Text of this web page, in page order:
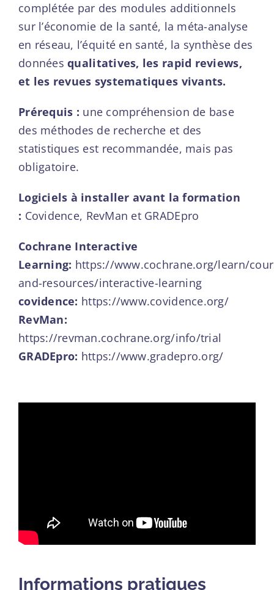
complétée par des modules additionnels
sur l’économie de la santé, la méta-analyse
en réseau, l’équité en santé, la synthèse des
donnéesqualitatives, les rapid reviews,
et les revues systematiques vivants.
Prérequis : une compréhension de base
des méthodes de recherche et des
statistiques est recommandée, mais pas
obligatoire.
Logiciels à installer avant la formation
: Covidence, RevMan et GRADEpro
Cochrane Interactive
Learning: https://www.cochrane.org/learn/
and-resources/interactive-learning
covidence: https://www.covidence.org/
RevMan:
https://revman.cochrane.org/info/trial
GRADEpro: https://www.gradepro.org/
Informations pratiques